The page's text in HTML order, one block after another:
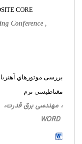
CORE
Conference ,
بررسی موتورهاي
مغناطیسی نرم
WORD